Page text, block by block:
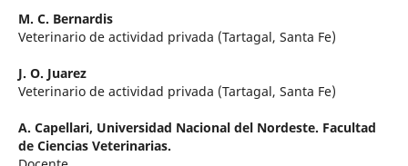
M. C. Bernardis
Veterinario de actividad privada (Tartagal, Santa Fe)
J. O. Juarez
Veterinario de actividad privada (Tartagal, Santa Fe)
A. Capellari, Universidad Nacional del Nordeste. Facultad
de Ciencias Veterinarias.